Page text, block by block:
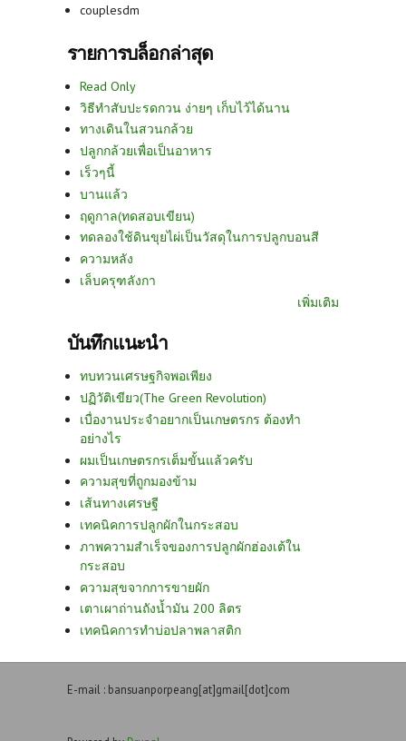
couplesdm
รายการบล็อกล่าสุด
Read Only
วิธีทำสับปะรดกวน ง่ายๆ เก็บไว้ได้นาน
ทางเดินในสวนกล้วย
ปลูกกล้วยเพื่อเป็นอาหาร
เร็วๆนี้
บานแล้ว
ฤดูกาล(ทดสอบเขียน)
ทดลองใช้ดินขุยไผ่เป็นวัสดุในการปลูกบอนสี
ความหลัง
เล็บครุฑลังกา
เพิ่มเติม
บันทึกแนะนำ
ทบทวนเศรษฐกิจพอเพียง
ปฏิวัติเขียว(The Green Revolution)
เบื่องานประจำอยากเป็นเกษตรกร ต้องทำ
อย่างไร
ผมเป็นเกษตรกรเต็มขั้นแล้วครับ
ความสุขที่ถูกมองข้าม
เส้นทางเศรษฐี
เทคนิคการปลูกผักในกระสอบ
ภาพความสำเร็จของการปลูกผักฮ่องเต้ใน
กระสอบ
ความสุขจากการขายผัก
เตาเผาถ่านถังน้ำมัน 200 ลิตร
เทคนิคการทำบ่อปลาพลาสติก
E-mail : bansuanporpeang[at]gmail[dot]com